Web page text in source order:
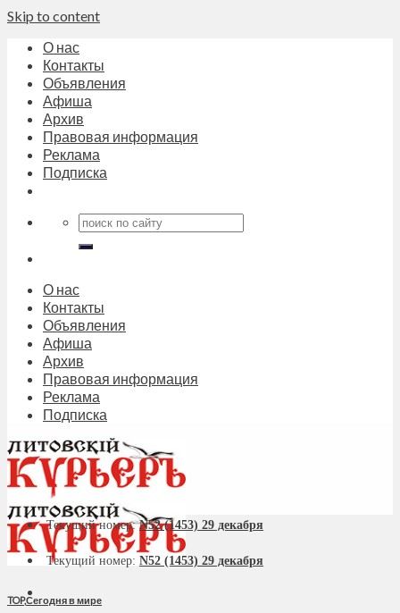
Skip to content
О нас
Контакты
Объявления
Афиша
Архив
Правовая информация
Реклама
Подписка
О нас
Контакты
Объявления
Афиша
Архив
Правовая информация
Реклама
Подписка
Текущий номер:N52 (1453) 29 декабря
Текущий номер: N52 (1453) 29 декабря
TOP,Сегодня в мире